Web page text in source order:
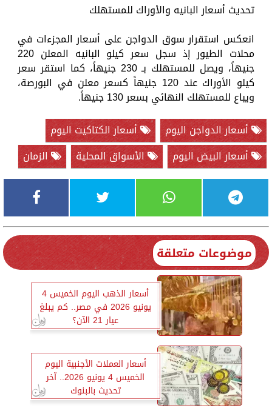
تحديث أسعار البانيه والأوراك للمستهلك
انعكس استقرار سوق الدواجن على أسعار المجزءات في
محلات الطيور إذ سجل سعر كيلو البانيه المعلن 220
جنيهاً، ويصل للمستهلك بـ 230 جنيهاً، كما استقر سعر
كيلو الأوراك عند 120 جنيهاً كسعر معلن في البورصة،
ويباع للمستهلك النهائي بسعر 130 جنيهاً.
أسعار الدواجن اليوم
أسعار الكتاكيت اليوم
أسعار البيض اليوم
الأسواق المحلية الزمان
موضوعات متعلقة
أسعار الذهب اليوم الخميس 4
يونيو 2026 في مصر.. كم يبلغ
عيار 21 الآن؟
أسعار العملات الأجنبية اليوم
الخميس 4 يونيو 2026.. آخر
تحديث بالبنوك